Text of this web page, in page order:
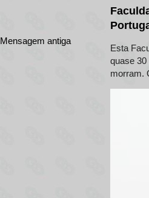
Mensagem antiga
Esta
quase
morram.